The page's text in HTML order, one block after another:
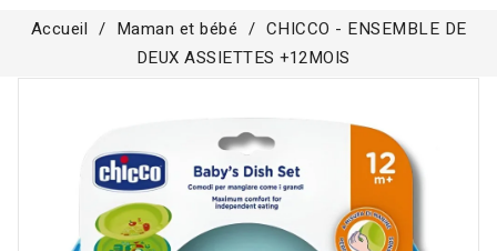
Accueil Maman et bébé
CHICCO - ENSEMBLE DE
DEUX ASSIETTES +12MOIS